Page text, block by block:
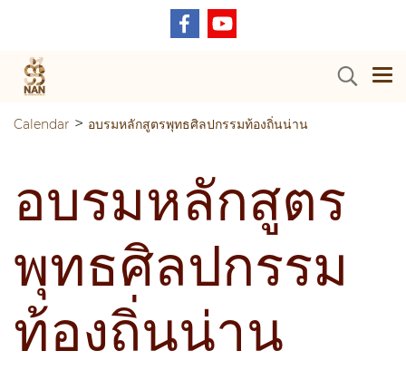
Calendar > อบรมหลักสูตรพุทธศิลปกรรมท้องถิ่นน่าน
อบรมหลักสูตร
พุทธศิลปกรรม
ท้องถิ่นน่าน